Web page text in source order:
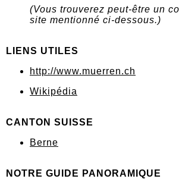
(Vous trouverez peut-être un
site mentionné ci-dessous.)
LIENS UTILES
http://www.muerren.ch
Wikipédia
CANTON SUISSE
Berne
NOTRE GUIDE PANORAMIQUE